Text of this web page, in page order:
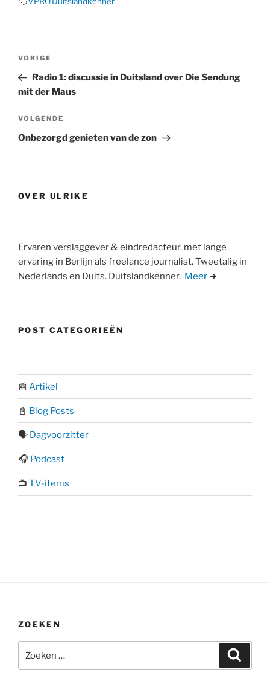
Bericht
Vorig
bericht
VORIGE
Radio 1: discussie in Duitsland over Die Sendung
mit der Maus
Volgend
bericht
VOLGENDE
Onbezorgd genieten van de zon
OVER ULRIKE
Ervaren verslaggever & eindredacteur, met lange
ervaring in Berlijn als freelance journalist. Tweetalig in
Nederlands en Duits. Duitslandkenner. Meer ➜
POST CATEGORIEËN
📰 Artikel
📓 Blog Posts
🗣️ Dagvoorzitter
🎧 Podcast
📺 TV-items
ZOEKEN
naar: